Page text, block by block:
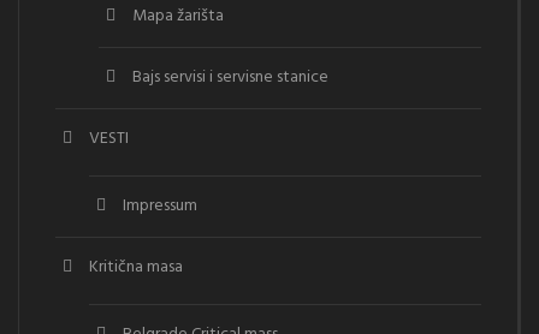
Mapa žarišta
Bajs servisi i servisne stanice
VESTI
Impressum
Kritična masa